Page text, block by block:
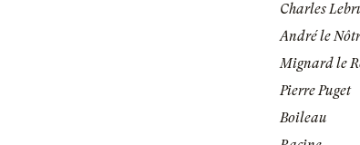
Charles
André le
Mignard le
Pierre Puget
Boileau